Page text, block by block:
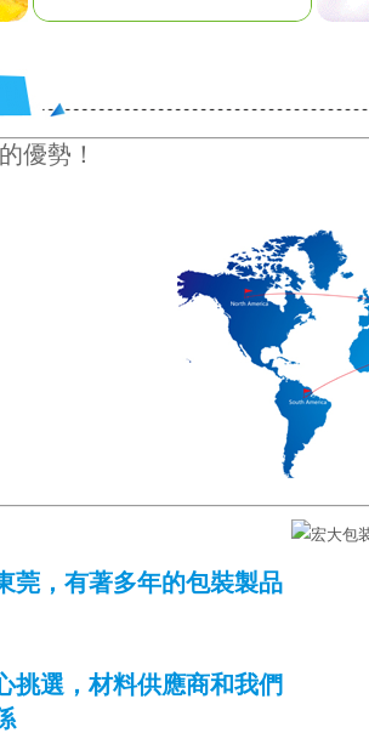
優勢！
莞，有著多年的包裝製品
挑選，材料供應商和我們